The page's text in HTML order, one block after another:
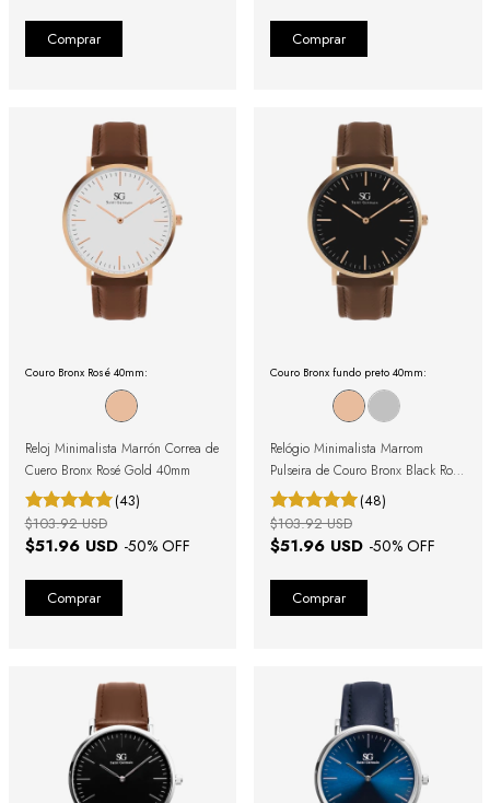
Couro Bronx Rosé 40mm:
Reloj Minimalista Marrón Correa de
Cuero Bronx Rosé Gold 40mm
(43)
$51.96 USD -50% OFF
$103.92 USD
Couro Bronx fundo preto 40mm:
Relógio Minimalista Marrom
Pulseira de Couro Bronx Black Rosé
Gold 40mm
(48)
$51.96 USD -50% OFF
$103.92 USD